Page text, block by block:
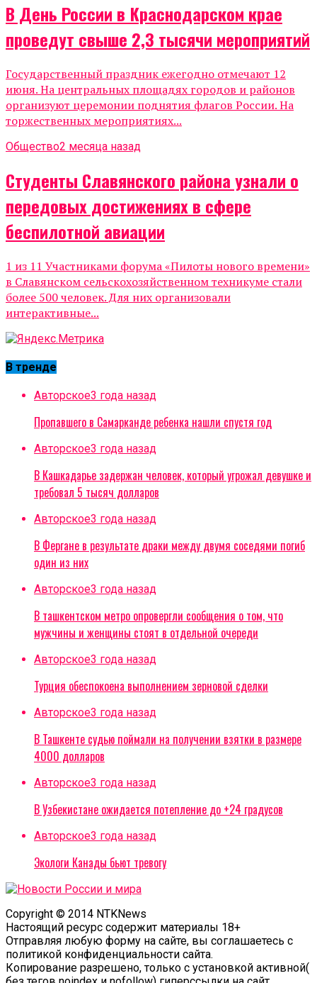
В День России в Краснодарском крае
проведут свыше 2,3 тысячи мероприятий
Государственный праздник ежегодно отмечают 12
июня. На центральных площадях городов и районов
организуют церемонии поднятия флагов России. На
торжественных мероприятиях...
Общество2 месяца назад
Студенты Славянского района узнали о
передовых достижениях в сфере
беспилотной авиации
1 из 11 Участниками форума «Пилоты нового времени»
в Славянском сельскохозяйственном техникуме стали
более 500 человек. Для них организовали
интерактивные...
В тренде
Авторское3 года назад
Пропавшего в Самарканде ребенка нашли спустя год
Авторское3 года назад
В Кашкадарье задержан человек, который угрожал девушке и
требовал 5 тысяч долларов
Авторское3 года назад
В Фергане в результате драки между двумя соседями погиб
один из них
Авторское3 года назад
В ташкентском метро опровергли сообщения о том, что
мужчины и женщины стоят в отдельной очереди
Авторское3 года назад
Турция обеспокоена выполнением зерновой сделки
Авторское3 года назад
В Ташкенте судью поймали на получении взятки в размере
4000 долларов
Авторское3 года назад
В Узбекистане ожидается потепление до +24 градусов
Авторское3 года назад
Экологи Канады бьют тревогу
Copyright © 2014 NTKNews
Настоящий ресурс содержит материалы 18+
Отправляя любую форму на сайте, вы соглашаетесь с
политикой конфиденциальности сайта.
Копирование разрешено, только с установкой активной(